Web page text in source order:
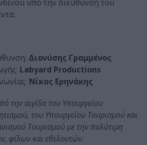
υπό την διεύθυνση του
Διονύσης Γραμμένος
Labyard Productions
Νίκος Ερηνάκης
την αιγίδα του Υπουργείου
του Υπουργείου Τουρισμού και
Τουρισμού με την πολύτιμη
φίλων και εθελοντών.